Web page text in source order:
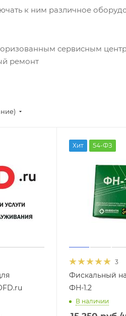
к ним различное
сервисным
ремонт
Хит 54-ФЗ
3
Фискальный
ФН-1.2
В наличии